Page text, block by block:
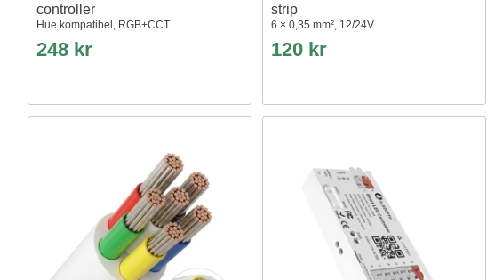
controller
Hue kompatibel, RGB+CCT
248 kr
strip
6 × 0,35 mm², 12/24V
120 kr